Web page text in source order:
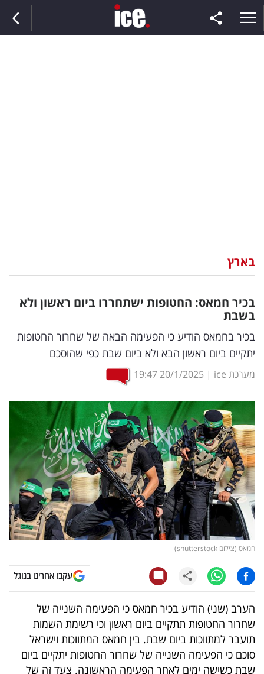
וצרכנות
דיגיטל
וטק
שיווק
ופרסום
משפט
מדדים
ומחקרים
דעות
רכילות
עסקית
קריפטו
ויראלי
טלוויזיה
עסקי
ספורט
בארץ
בכיר חמאס: החטופות ישתחררו ביום ראשון ולא
בשבת
בכיר בחמאס הודיע כי הפעימה הבאה של שחרור החטופות
יתקיים ביום ראשון הבא ולא ביום שבת כפי שהוסכם
מערכת ice |
20/1/2025
19:47
חמאס (צילום shutterstock)
עקבו אחרינו בגוגל
הערב (שני) הודיע בכיר חמאס כי הפעימה השנייה של
שחרור החטופות תתקיים ביום ראשון וכי רשימת השמות
תועבר למתווכות ביום שבת. בין חמאס המתווכות וישראל
סוכם כי הפעימה השנייה של שחרור החטופות יתקיים ביום
שבת כשישה ימים לאחר הפעימה הראשונה. צעד זה של